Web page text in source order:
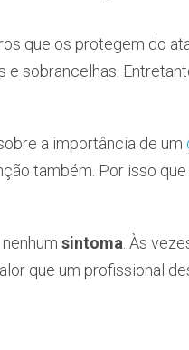
que os protegem do
sobrancelhas.
a importância de um
também. Por isso
sintoma . Às
que um profissional